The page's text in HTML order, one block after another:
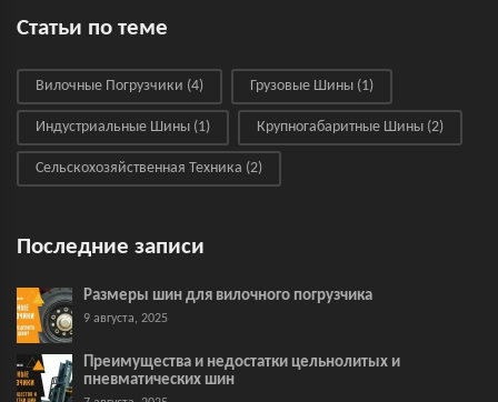
Статьи по теме
Вилочные Погрузчики (4) Грузовые Шины (1)
Индустриальные Шины (1) Крупногабаритные Шины (2)
Сельскохозяйственная Техника (2)
Последние записи
Размеры шин для вилочного погрузчика
9 августа, 2025
Преимущества и недостатки цельнолитых и
пневматических шин